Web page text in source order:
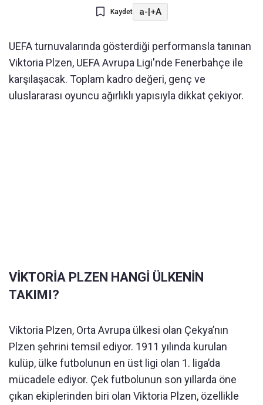
Kaydet a-|+A
UEFA turnuvalarında gösterdiği performansla tanınan
Viktoria Plzen, UEFA Avrupa Ligi'nde Fenerbahçe ile
karşılaşacak. Toplam kadro değeri, genç ve
uluslararası oyuncu ağırlıklı yapısıyla dikkat çekiyor.
VİKTORİA PLZEN HANGİ ÜLKENİN
TAKIMI?
Viktoria Plzen, Orta Avrupa ülkesi olan Çekya’nın
Plzen şehrini temsil ediyor. 1911 yılında kurulan
kulüp, ülke futbolunun en üst ligi olan 1. liga’da
mücadele ediyor. Çek futbolunun son yıllarda öne
çıkan ekiplerinden biri olan Viktoria Plzen, özellikle